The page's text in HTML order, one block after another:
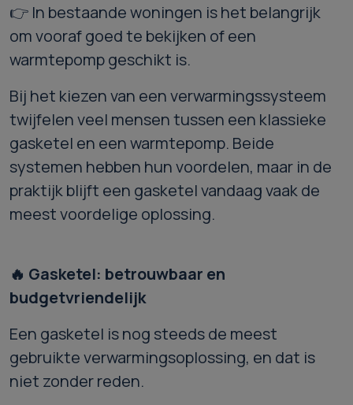
👉 In bestaande woningen is het belangrijk
om vooraf goed te bekijken of een
warmtepomp geschikt is.
Bij het kiezen van een verwarmingssysteem
twijfelen veel mensen tussen een klassieke
gasketel en een warmtepomp. Beide
systemen hebben hun voordelen, maar in de
praktijk blijft een gasketel vandaag vaak de
meest voordelige oplossing.
🔥 Gasketel: betrouwbaar en
budgetvriendelijk
Een gasketel is nog steeds de meest
gebruikte verwarmingsoplossing, en dat is
niet zonder reden.